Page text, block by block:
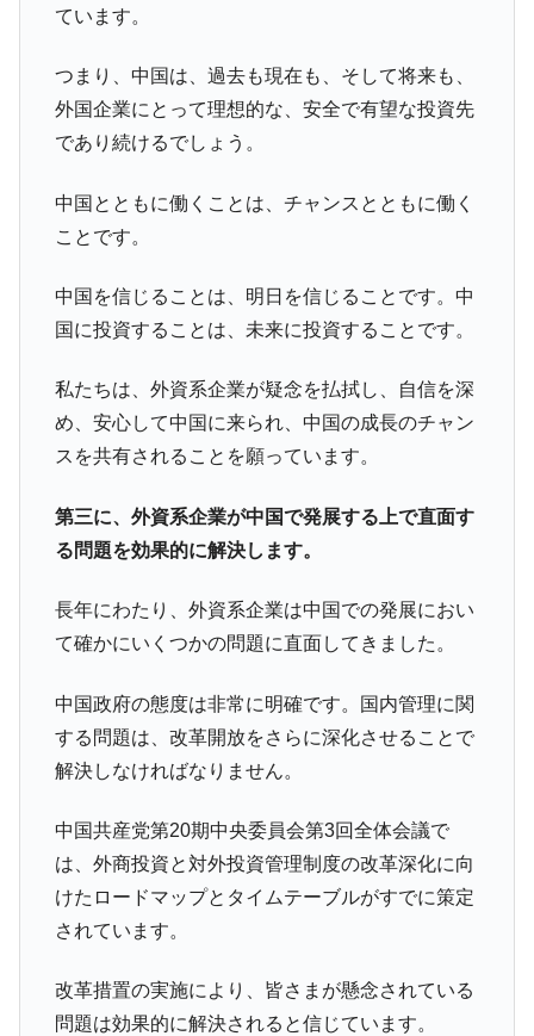
ています。
つまり、中国は、過去も現在も、そして将来も、
外国企業にとって理想的な、安全で有望な投資先
であり続けるでしょう。
中国とともに働くことは、チャンスとともに働く
ことです。
中国を信じることは、明日を信じることです。中
国に投資することは、未来に投資することです。
私たちは、外資系企業が疑念を払拭し、自信を深
め、安心して中国に来られ、中国の成長のチャン
スを共有されることを願っています。
第三に、外資系企業が中国で発展する上で直面す
る問題を効果的に解決します。
長年にわたり、外資系企業は中国での発展におい
て確かにいくつかの問題に直面してきました。
中国政府の態度は非常に明確です。国内管理に関
する問題は、改革開放をさらに深化させることで
解決しなければなりません。
中国共産党第20期中央委員会第3回全体会議で
は、外商投資と対外投資管理制度の改革深化に向
けたロードマップとタイムテーブルがすでに策定
されています。
改革措置の実施により、皆さまが懸念されている
問題は効果的に解決されると信じています。